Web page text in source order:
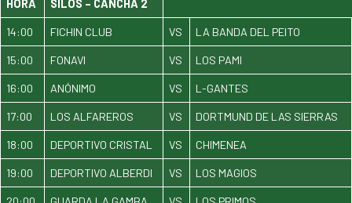
HORA SILOS – CANCHA 2
14:00 FICHIN CLUB VS LA BANDA DEL PEITO
15:00 FONAVI VS LOS PAMI
16:00 ANÓNIMO VS L-GANTES
17:00 LOS ALFAREROS VS DORTMUND DE LAS SIERRAS
18:00 DEPORTIVO CRISTAL VS CHIMENEA
19:00 DEPORTIVO ALBERDI VS LOS MAGIOS